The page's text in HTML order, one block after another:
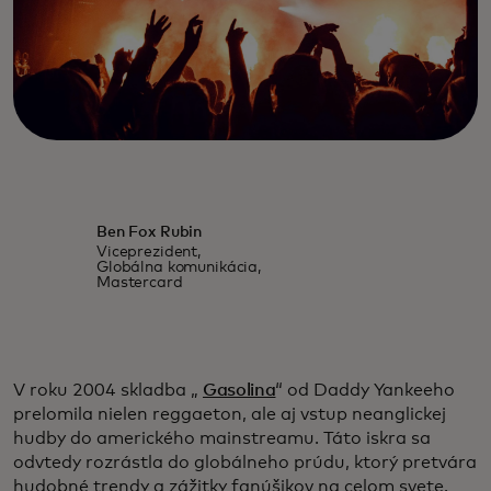
Ben Fox Rubin
Viceprezident,
Globálna komunikácia,
Mastercard
V roku 2004 skladba „ Gasolina“ od Daddy Yankeeho
prelomila nielen reggaeton, ale aj vstup neanglickej
hudby do amerického mainstreamu. Táto iskra sa
odvtedy rozrástla do globálneho prúdu, ktorý pretvára
hudobné trendy a zážitky fanúšikov na celom svete.